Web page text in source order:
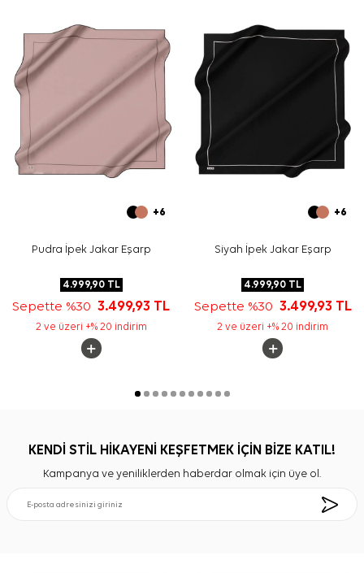
izleyiniz. İpek ve hassas eşarpların elde özenli bakımında
Aker İpek Eşarp Şampuanı kullanabilirsiniz.
Sıkça Sorulan Sorular
Bej İpek Kare Geometrik Desenli Eşarp ölçüsü nedir?
Bu eşarp hangi kumaş türündedir?
Deseninde hangi görünüm öne çıkar?
Hangi kıyafetlerle kombinlenebilir?
+6
Pudra İpek Jakar Eşarp
4.999,90TL
Sepette %303.499,93 TL
2 ve üzeri +% 20 indirim
+6
Siyah İpek Jakar Eşarp
4.999,90 TL
Sepette %30 3.499,93 TL
2 ve üzeri +% 20 indirim
KENDİ STİL HİKAYENİ KEŞFETMEK İÇİN BİZE KATIL!
Kampanya ve yeniliklerden haberdar olmak için üye ol.